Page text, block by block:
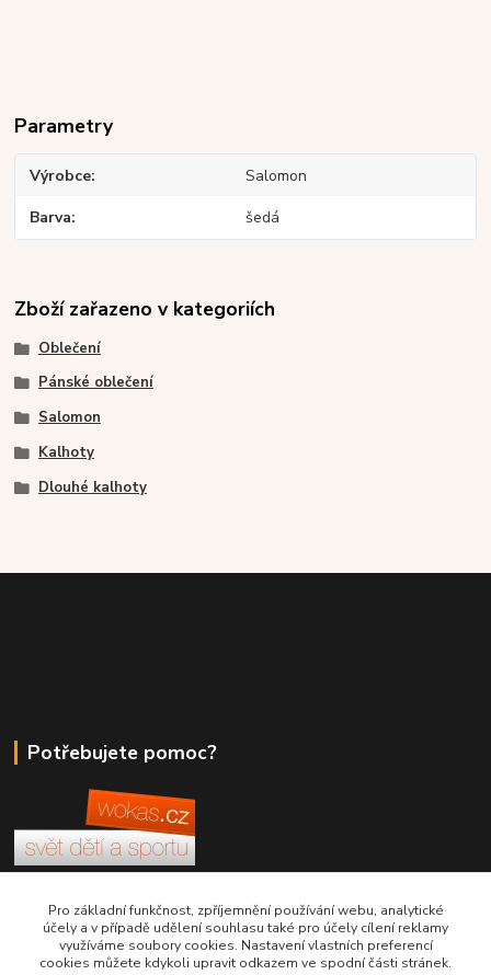
Parametry
Výrobce Salomon
Barva šedá
Zboží zařazeno v kategoriích
Oblečení
Pánské oblečení
Salomon
Kalhoty
Dlouhé kalhoty
Potřebujete pomoc?
+420 380 830 198
wokas.online@yahoo.cz
Pro základní funkčnost, zpříjemnění používání webu, analytické
účely a v případě udělení souhlasu také pro účely cílení reklamy
využíváme soubory cookies. Nastavení vlastních preferencí
cookies můžete kdykoli upravit odkazem ve spodní části stránek.